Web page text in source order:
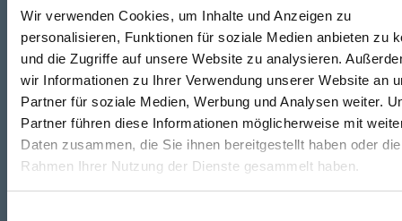
Wir verwenden Cookies, um Inhalte und Anzeigen zu
personalisieren, Funktionen für soziale Medien anbieten zu
und die Zugriffe auf unsere Website zu analysieren.
wir Informationen zu Ihrer Verwendung unserer Website an
Partner für soziale Medien, Werbung und Analysen weiter.
Partner führen diese Informationen möglicherweise mit
Daten zusammen, die Sie ihnen bereitgestellt haben oder
Rahmen Ihrer Nutzung der Dienste gesammelt haben.
Telefon
+49 871 973 899
WhatsApp
+49 (0)151 172 082 54